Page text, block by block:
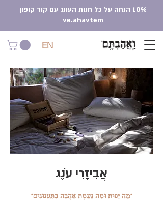
10% הנחה על כל חנות העונג עם קוד קופון
ve.ahavtem
EN
אֲבִיזָרִי עֹנֶג
"מַה יָּפִית וּמַה נָּעַמְתְּ אַהֲבָה בַּתַּעֲנוּגִים"